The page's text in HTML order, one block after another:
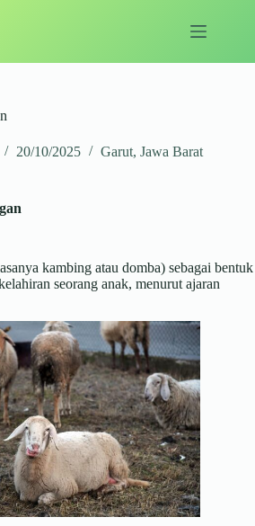
20/10/2025 Garut, Jawa Barat
kambing atau domba) sebagai bentuk
seorang anak, menurut ajaran